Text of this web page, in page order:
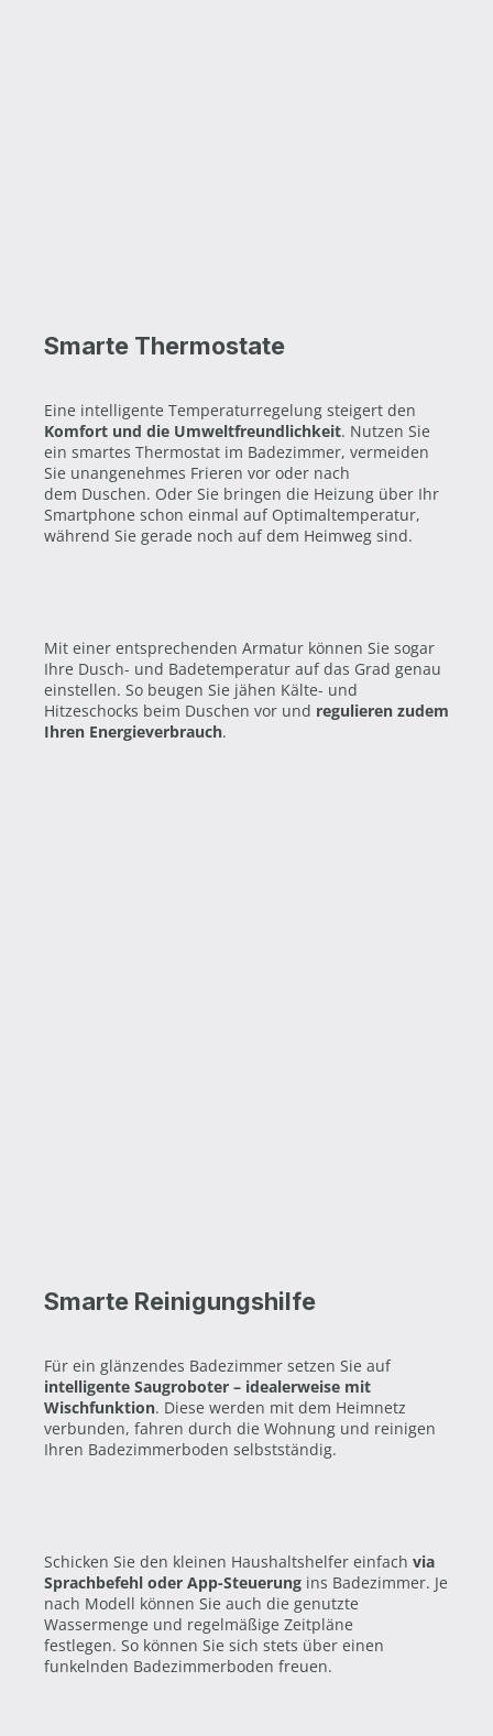
Smarte Thermostate
Eine intelligente Temperaturregelung steigert den
Komfort und die Umweltfreundlichkeit. Nutzen Sie
ein smartes Thermostat im Badezimmer, vermeiden
Sie unangenehmes Frieren vor oder nach
dem Duschen. Oder Sie bringen die Heizung über Ihr
Smartphone schon einmal auf Optimaltemperatur,
während Sie gerade noch auf dem Heimweg sind.
Mit einer entsprechenden Armatur können Sie sogar
Ihre Dusch- und Badetemperatur auf das Grad genau
einstellen. So beugen Sie jähen Kälte- und
Hitzeschocks beim Duschen vor und regulieren zudem
Ihren Energieverbrauch.
Smarte Reinigungshilfe
Für ein glänzendes Badezimmer setzen Sie auf
intelligente Saugroboter – idealerweise mit
Wischfunktion. Diese werden mit dem Heimnetz
verbunden, fahren durch die Wohnung und reinigen
Ihren Badezimmerboden selbstständig.
Schicken Sie den kleinen Haushaltshelfer einfach via
Sprachbefehl oder App-Steuerung ins Badezimmer. Je
nach Modell können Sie auch die genutzte
Wassermenge und regelmäßige Zeitpläne
festlegen. So können Sie sich stets über einen
funkelnden Badezimmerboden freuen.